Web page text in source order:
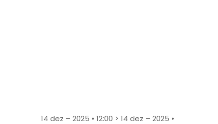
14 dez – 2025 • 12:00 > 14 dez – 2025 •